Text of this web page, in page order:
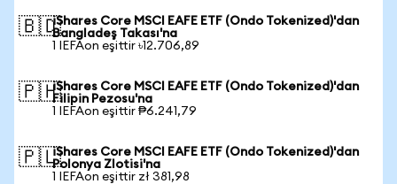
🇧🇩iShares Core MSCI EAFE ETF (Ondo Tokenized)'dan
Bangladeş Takası'na
1 IEFAon eşittir ৳12.706,89
🇵🇭iShares Core MSCI EAFE ETF (Ondo Tokenized)'dan
Filipin Pezosu'na
1 IEFAon eşittir ₱6.241,79
🇵🇱iShares Core MSCI EAFE ETF (Ondo Tokenized)'dan
Polonya Zlotisi'na
1 IEFAon eşittir zł 381,98